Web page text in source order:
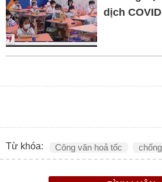
dịch
Từ khóa: Công văn hoả tốc